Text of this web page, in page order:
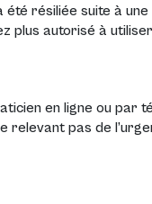
résiliée suite à
plus autorisé à
en ligne ou par
pas de